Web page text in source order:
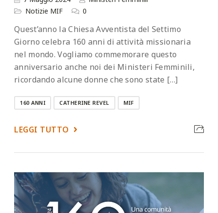
Notizie MIF
0
Quest’anno la Chiesa Avventista del Settimo
Giorno celebra 160 anni di attività missionaria
nel mondo. Vogliamo commemorare questo
anniversario anche noi dei Ministeri Femminili,
ricordando alcune donne che sono state […]
160 ANNI CATHERINE REVEL MIF
LEGGI TUTTO